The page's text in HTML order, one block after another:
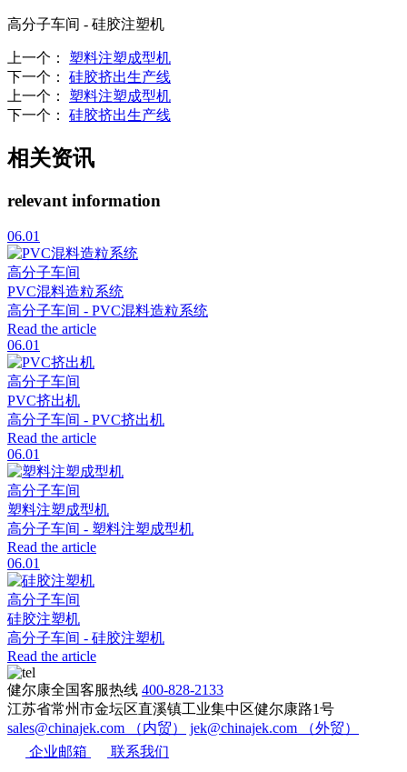
高分子车间 - 硅胶注塑机
上一个 ：
塑料注塑成型机
下一个 ：
硅胶挤出生产线
上一个 ：
塑料注塑成型机
下一个 ： 硅胶挤出生产线
相关资讯
relevant information
06.01
高分子车间
PVC混料造粒系统
高分子车间 - PVC混料造粒系统
Read the article
06.01
高分子车间
PVC挤出机
高分子车间 - PVC挤出机
Read the article
06.01
高分子车间
塑料注塑成型机
高分子车间 - 塑料注塑成型机
Read the article
06.01
高分子车间
硅胶注塑机
高分子车间 - 硅胶注塑机
Read the article
健尔康全国客服热线 400-828-2133
江苏省常州市金坛区直溪镇工业集中区健尔康路1号
sales@chinajek.com （内贸）
jek@chinajek.com （外贸）
企业邮箱
联系我们